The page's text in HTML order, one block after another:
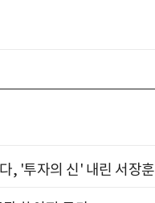
, '투자의 신' 내린 서장훈